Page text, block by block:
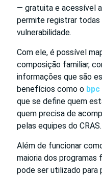
— gratuita e acessível
permite registrar
vulnerabilidade.
Com ele, é possível
composição familiar,
informações que são
benefícios como o
que se define quem
quem precisa de
pelas equipes do CRAS.
Além de funcionar
maioria dos programas
pode ser utilizado para